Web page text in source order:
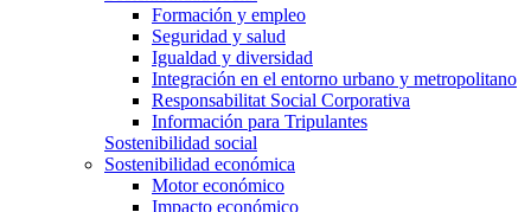
Formación y empleo
Seguridad y salud
Igualdad y diversidad
Integración en el entorno urbano y metropolitano
Responsabilitat Social Corporativa
Información para Tripulantes
Sostenibilidad social
Sostenibilidad económica
Motor económico
Impacto económico